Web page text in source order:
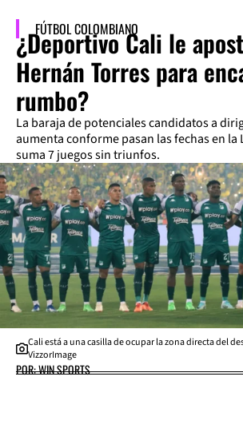
FÚTBOL COLOMBIANO
¿Deportivo Cali le
Hernán Torres para
rumbo?
La baraja de potenciales candidatos a
aumenta conforme pasan las fechas en la
suma 7 juegos sin triunfos.
Cali está a una casilla de ocupar la zona directa del
VizzorImage
POR: WIN SPORTS